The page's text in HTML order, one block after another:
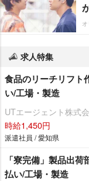
求人特集
食品のリーチリフト
い/工場・製造
UTエージェント株式
時給1,450円
派遣社員 / 愛知県
「寮完備」製品出
払い/工場・製造